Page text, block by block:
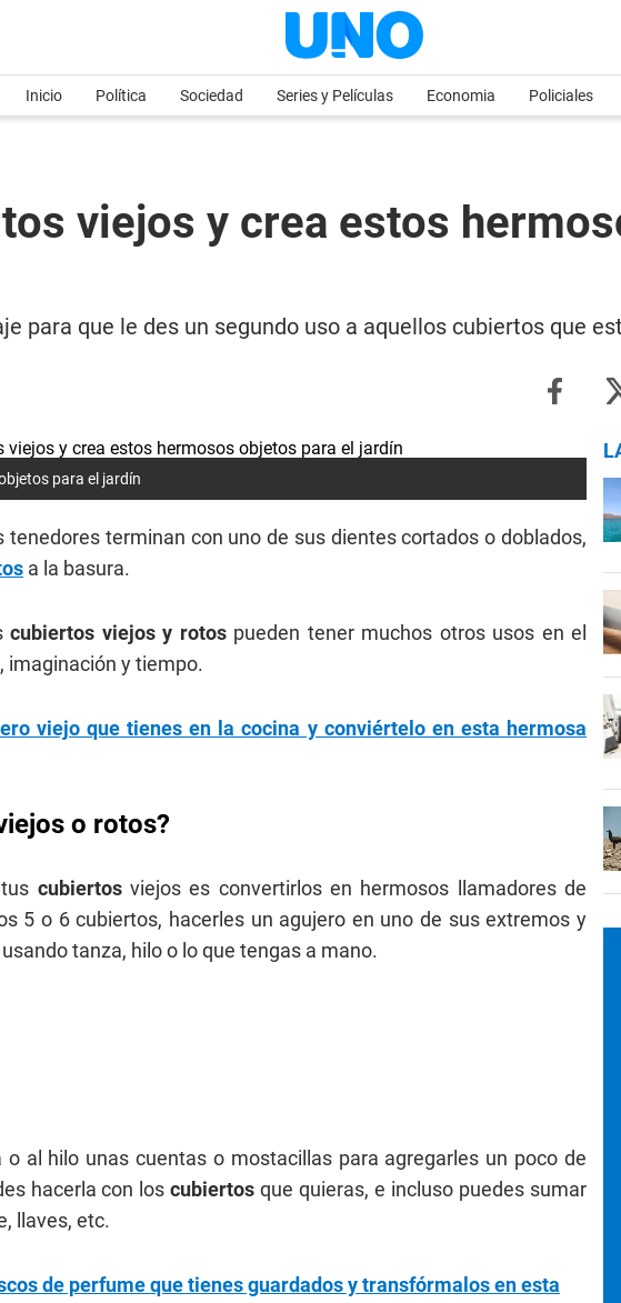
Inicio Política Sociedad Series y Películas Economia Policiales
viejos y crea estos
para que le des un segundo uso a aquellos cubiertos que
para el jardín
tenedores terminan con uno de sus dientes cortados o doblados,
a la basura.
cubiertos viejos y rotospueden tener muchos otros usos en el
imaginación y tiempo.
viejo que tienes en la cocina y conviértelo en esta hermosa
o rotos?
cubiertosviejos es convertirlos en hermosos llamadores de
5 o 6 cubiertos, hacerles un agujero en uno de sus extremos y
tanza, hilo o lo que tengas a mano.
al hilo unas cuentas o mostacillas para agregarles un poco de
hacerla con loscubiertosque quieras, e incluso puedes sumar
llaves, etc.
de perfume que tienes guardados y transfórmalos en esta